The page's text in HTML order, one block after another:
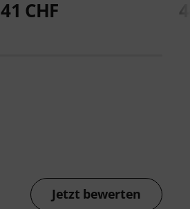
41 CHF
Jetzt bewerten